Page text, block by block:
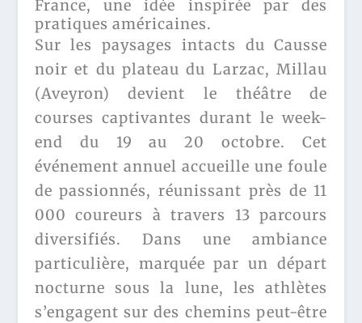
France, une idée inspirée par des
pratiques américaines.
Sur les paysages intacts du Causse
noir et du plateau du Larzac, Millau
(Aveyron) devient le théâtre de
courses captivantes durant le week-
end du 19 au 20 octobre. Cet
événement annuel accueille une foule
de passionnés, réunissant près de 11
000 coureurs à travers 13 parcours
diversifiés. Dans une ambiance
particulière, marquée par un départ
nocturne sous la lune, les athlètes
s’engagent sur des chemins peut-être